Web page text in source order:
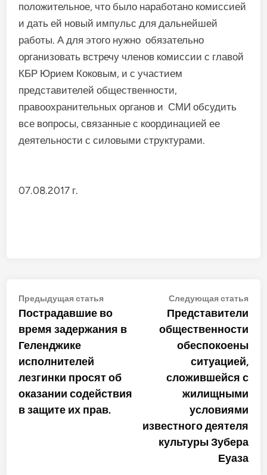
положительное, что было наработано комиссией
и дать ей новый импульс для дальнейшей
работы. А для этого нужно обязательно
организовать встречу членов комиссии с главой
КБР Юрием Коковым, и с участием
представителей общественности,
правоохранительных органов и СМИ обсудить
все вопросы, связанные с координацией ее
деятельности с силовыми структурами.
07.08.2017 г.
Навигация
по
записям
Предыдущая статьяПредыдущая
статья:
Пострадавшие во
время задержания в
Геленджике
исполнителей
лезгинки просят об
оказании содействия
в защите их прав.
Следующая статья
Представители
общественности
обеспокоены
ситуацией,
сложившейся с
жилищными
условиями
известного деятеля
культуры Зубера
Еуаза